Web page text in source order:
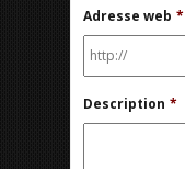
Adresse web *
Description *